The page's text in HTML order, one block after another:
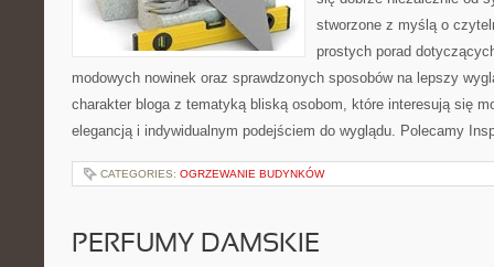
stworzone z myślą o
prostych porad
modowych nowinek oraz sprawdzonych sposobów na lepszy
charakter bloga z tematyką bliską osobom, które interesują się
elegancją i indywidualnym podejściem do wyglądu. Polecamy
CATEGORIES: OGRZEWANIE BUDYNKÓW
PERFUMY DAMSKIE